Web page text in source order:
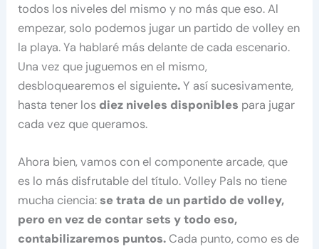
todos los niveles del mismo y no más que eso. Al
empezar, solo podemos jugar un partido de volley en
la playa. Ya hablaré más delante de cada escenario.
Una vez que juguemos en el mismo,
desbloquearemos el siguiente.Y así sucesivamente,
hasta tener los diez niveles disponibles para jugar
cada vez que queramos.
Ahora bien, vamos con el componente arcade, que
es lo más disfrutable del título. Volley Pals no tiene
mucha ciencia:se trata de un partido de volley,
pero en vez de contar sets y todo eso,
contabilizaremos puntos.Cada punto, como es de